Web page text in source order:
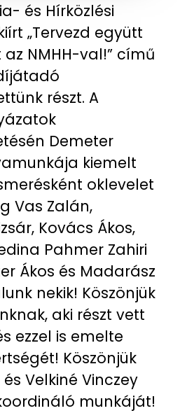
és Hírközlési
„Tervezd együtt
NMHH-val!” című
részt. A
Demeter
kiemelt
oklevelet
Vas Zalán,
Kovács Ákos,
Pahmer Zahiri
Ákos és Madarász
nekik! Köszönjük
aki részt vett
ezzel is emelte
Köszönjük
Velkiné Vinczey
munkáját!